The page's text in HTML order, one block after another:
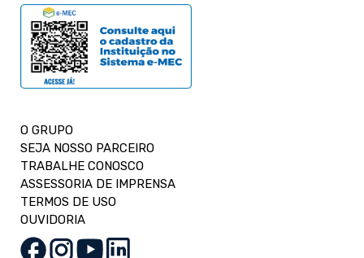
O GRUPO
SEJA NOSSO PARCEIRO
TRABALHE CONOSCO
ASSESSORIA DE IMPRENSA
TERMOS DE USO
OUVIDORIA